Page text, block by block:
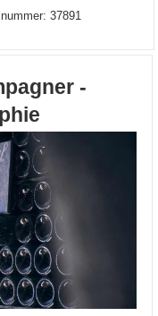
37891
-